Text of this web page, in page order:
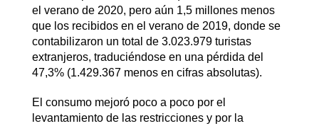
el verano de 2020, pero aún 1,5 millones menos
que los recibidos en el verano de 2019, donde se
contabilizaron un total de 3.023.979 turistas
extranjeros, traduciéndose en una pérdida del
47,3% (1.429.367 menos en cifras absolutas).
El consumo mejoró poco a poco por el
levantamiento de las restricciones y por la